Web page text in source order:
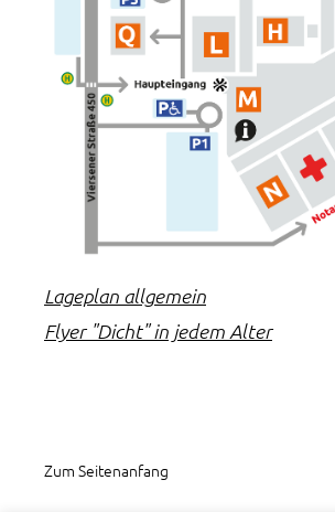
Lageplan allgemein
Flyer "Dicht" in jedem Alter
Zum Seitenanfang